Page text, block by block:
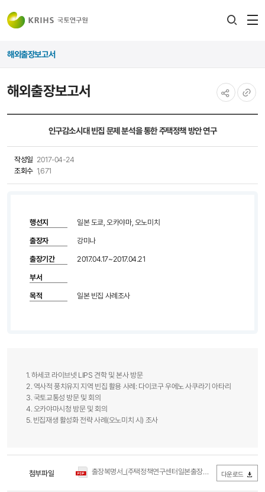
해외출장보고서
해외출장보고서
인구감소시대 빈집 문제 분석을 통한 주택정책 방안 연구
작성일 2017-04-24
조회수 1,671
행선지 일본 도쿄, 오카야마, 오노미치
출장자 강미나
출장기간 2017.04.17~2017.04.21
부서
목적 일본 빈집 사례조사
1. 하세코 라이브넷 LIPS 견학 및 본사 방문
2. 역사적 풍치유지 지역 빈집 활용 사례: 다이코구 우에노 사쿠라기 아타리
3. 국토교통성 방문 및 회의
4. 오카야마시청 방문 및 회의
5. 빈집재생 활성화 전략 사례(오노미치 시) 조사
첨부파일 출장복명서_(주택정책연구센터일본출장).pdf (0Byte / 다운로드
다운로드